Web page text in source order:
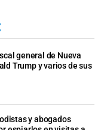
general de Nueva
Trump y varios de sus
y abogados